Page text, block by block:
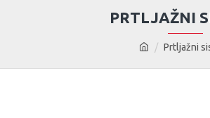
Prtljažni
PRTLJAŽNI